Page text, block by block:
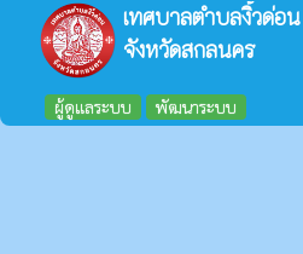
เทศบาลตำบลงิ้วด่อน
จังหวัดสกลนคร
ผู้ดูแลระบบ พัฒนาระบบ